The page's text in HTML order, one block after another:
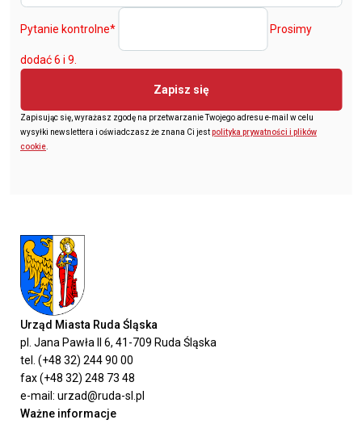
Pytanie kontrolne* Prosimy
dodać 6 i 9.
Zapisz się
Zapisując się, wyrażasz zgodę na przetwarzanie Twojego adresu e-mail w celu
wysyłki newslettera i oświadczasz że znana Ci jestpolityka prywatności i plików
cookie.
Urząd Miasta Ruda Śląska
pl. Jana Pawła II 6, 41-709 Ruda Śląska
tel. (+48 32) 244 90 00
fax (+48 32) 248 73 48
e-mail: urzad@ruda-sl.pl
Ważne informacje